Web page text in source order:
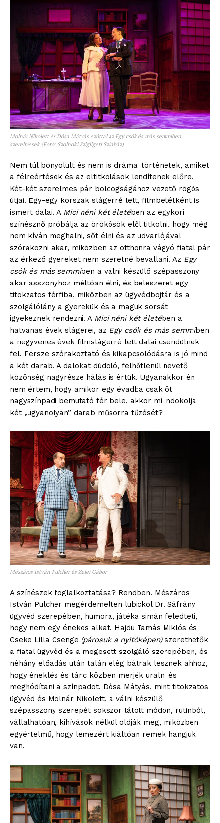
Molnár Nikolett és Dósa Mátyás ezúttal az Egy csók és más semmiben
szerelmesek (Fotó: Szolnoki Szigligeti Színház)
Nem túl bonyolult és nem is drámai történetek, amiket
a félreértések és az eltitkolások lendítenek előre.
Két-két szerelmes pár boldogságához vezető rögös
útjai. Egy-egy korszak slágerré lett, filmbetétként is
ismert dalai. A Mici néni két életében az egykori
színésznő próbálja az örökösök elől titkolni, hogy még
nem kíván meghalni, sőt élni és az udvarlójával
szórakozni akar, miközben az otthonra vágyó fiatal pár
az érkező gyereket nem szeretné bevallani. Az Egy
csók és más semmiben a válni készülő szépasszony
akar asszonyhoz méltóan élni, és beleszeret egy
titokzatos férfiba, miközben az ügyvédbojtár és a
szolgálólány a gyerekük és a maguk sorsát
igyekeznek rendezni. A Mici néni két életében a
hatvanas évek slágerei, az Egy csók és más semmiben
a negyvenes évek filmslágerré lett dalai csendülnek
fel. Persze szórakoztató és kikapcsolódásra is jó mind
a két darab. A dalokat dúdoló, felhőtlenül nevető
közönség nagyrésze hálás is értük. Ugyanakkor én
nem értem, hogy amikor egy évadba csak öt
nagyszínpadi bemutató fér bele, akkor mi indokolja
két „ugyanolyan” darab műsorra tűzését?
Mészáros István Pulcher és Zelei Gábor
A színészek foglalkoztatása? Rendben. Mészáros
István Pulcher megérdemelten lubickol Dr. Sáfrány
ügyvéd szerepében, humora, játéka simán feledteti,
hogy nem egy énekes alkat. Hajdu Tamás Miklós és
Cseke Lilla Csenge (párosuk a nyitóképen)szerethetők
a fiatal ügyvéd és a megesett szolgáló szerepében, és
néhány előadás után talán elég bátrak lesznek ahhoz,
hogy éneklés és tánc közben merjék uralni és
meghódítani a színpadot. Dósa Mátyás, mint titokzatos
ügyvéd és Molnár Nikolett, a válni készülő
szépasszony szerepét sokszor látott módon, rutinból,
vállalhatóan, kihívások nélkül oldják meg, miközben
egyértelmű, hogy lemezért kiáltóan remek hangjuk
van.